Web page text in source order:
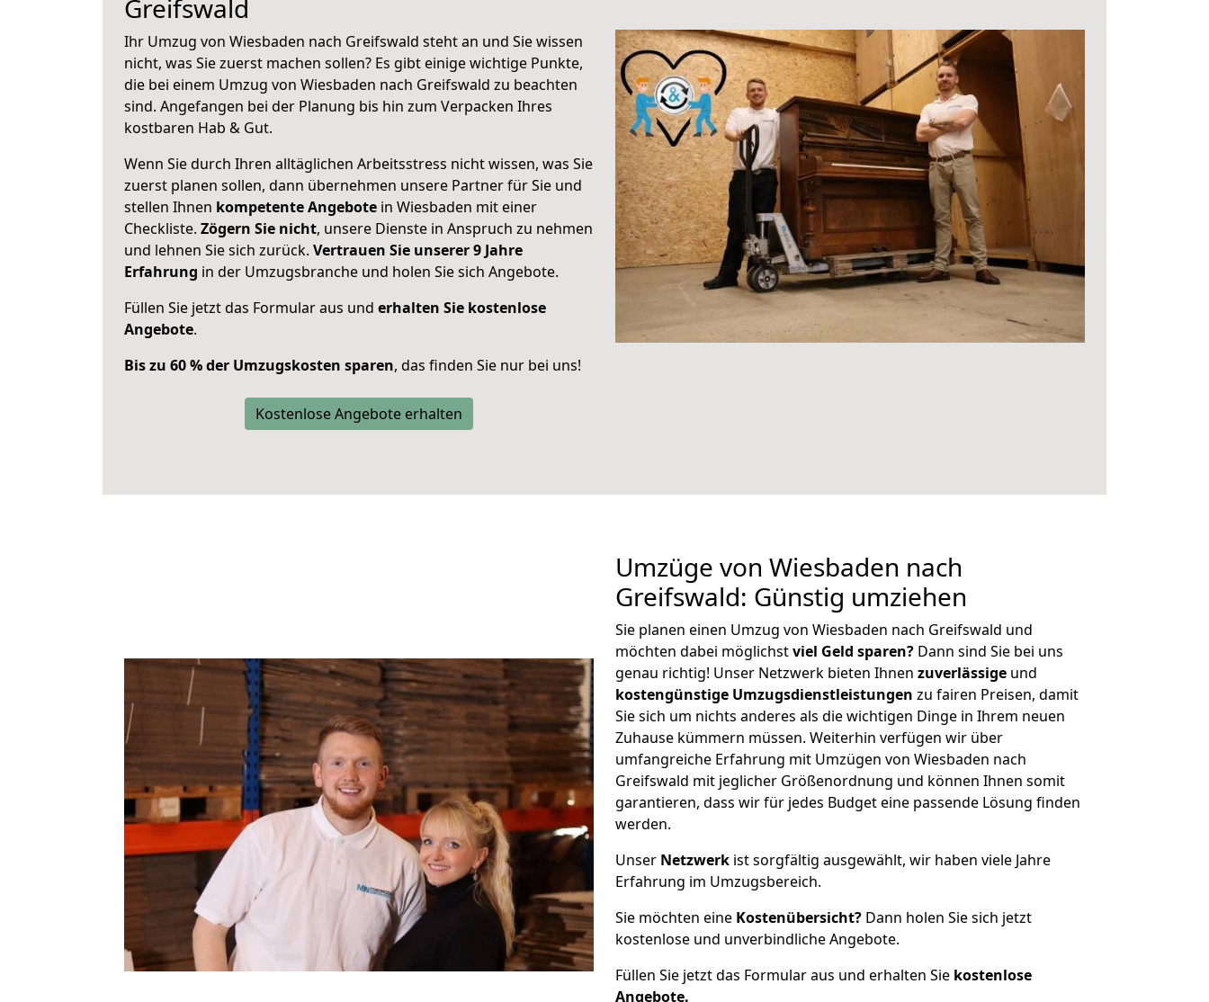
Greifswald
Ihr Umzug von Wiesbaden nach Greifswald steht an und Sie wissen
nicht, was Sie zuerst machen sollen? Es gibt einige wichtige Punkte,
die bei einem Umzug von Wiesbaden nach Greifswald zu beachten
sind. Angefangen bei der Planung bis hin zum Verpacken Ihres
kostbaren Hab & Gut.
Wenn Sie durch Ihren alltäglichen Arbeitsstress nicht wissen, was Sie
zuerst planen sollen, dann übernehmen unsere Partner für Sie und
stellen Ihnen kompetente Angebote in Wiesbaden mit einer
Checkliste. Zögern Sie nicht, unsere Dienste in Anspruch zu nehmen
und lehnen Sie sich zurück. Vertrauen Sie unserer 9 Jahre
Erfahrung in der Umzugsbranche und holen Sie sich Angebote.
Füllen Sie jetzt das Formular aus und erhalten Sie kostenlose
Angebote.
Bis zu 60 % der Umzugskosten sparen, das finden Sie nur bei uns!
Kostenlose Angebote erhalten
Umzüge von Wiesbaden nach
Greifswald: Günstig umziehen
Sie planen einen Umzug von Wiesbaden nach Greifswald und
möchten dabei möglichstviel Geld sparen? Dann sind Sie bei uns
genau richtig! Unser Netzwerk bieten Ihnen zuverlässige und
kostengünstige Umzugsdienstleistungen zu fairen Preisen, damit
Sie sich um nichts anderes als die wichtigen Dinge in Ihrem neuen
Zuhause kümmern müssen. Weiterhin verfügen wir über
umfangreiche Erfahrung mit Umzügen von Wiesbaden nach
Greifswald mit jeglicher Größenordnung und können Ihnen somit
garantieren, dass wir für jedes Budget eine passende Lösung finden
werden.
Unser Netzwerk ist sorgfältig ausgewählt, wir haben viele Jahre
Erfahrung im Umzugsbereich.
Sie möchten eine Kostenübersicht? Dann holen Sie sich jetzt
kostenlose und unverbindliche Angebote.
Füllen Sie jetzt das Formular aus und erhalten Sie kostenlose
Angebote.